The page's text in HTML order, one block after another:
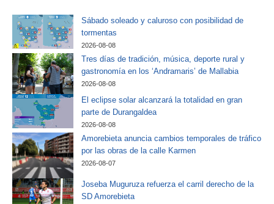
Sábado soleado y caluroso con posibilidad de
tormentas
2026-08-08
Tres días de tradición, música, deporte rural y
gastronomía en los ‘Andramaris’ de Mallabia
2026-08-08
El eclipse solar alcanzará la totalidad en gran
parte de Durangaldea
2026-08-08
Amorebieta anuncia cambios temporales de tráfico
por las obras de la calle Karmen
2026-08-07
Joseba Muguruza refuerza el carril derecho de la
SD Amorebieta